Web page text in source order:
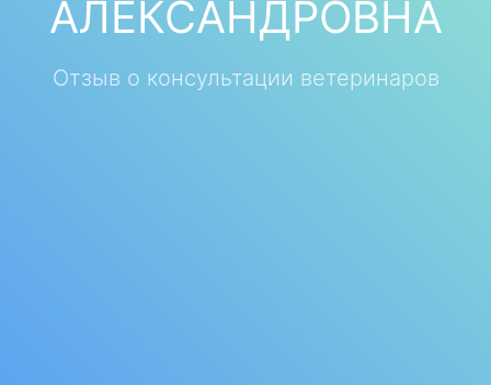
АЛЕКСАНДРОВНА
Отзыв о консультации ветеринаров